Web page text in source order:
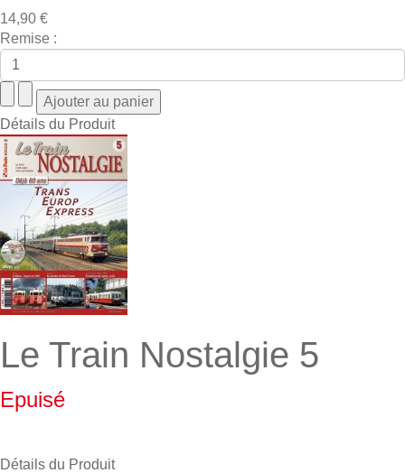
14,90 €
Remise :
Détails du Produit
Le Train Nostalgie 5
Epuisé
Détails du Produit